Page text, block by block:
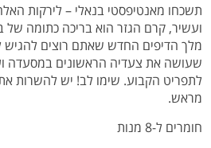
תשכחו מאנטיפסטי בנאלי – לירקות
ועשיר, קרם הגזר הוא בריכה כתומה של
מלך הדיפים החדש שאתם רוצים
שעושה את צעדיה הראשונים במסעדה
לתפריט הקבוע. שימו לב! יש להשרות
מראש.
חומרים ל-8 מנות